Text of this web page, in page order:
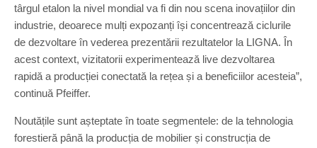
târgul etalon la nivel mondial va fi din nou scena inovațiilor din
industrie, deoarece mulți expozanți își concentrează ciclurile
de dezvoltare în vederea prezentării rezultatelor la LIGNA. În
acest context, vizitatorii experimentează live dezvoltarea
rapidă a producției conectată la rețea și a beneficiilor acesteia”,
continuă Pfeiffer.
Noutățile sunt așteptate în toate segmentele: de la tehnologia
forestieră până la producția de mobilier și construcția de